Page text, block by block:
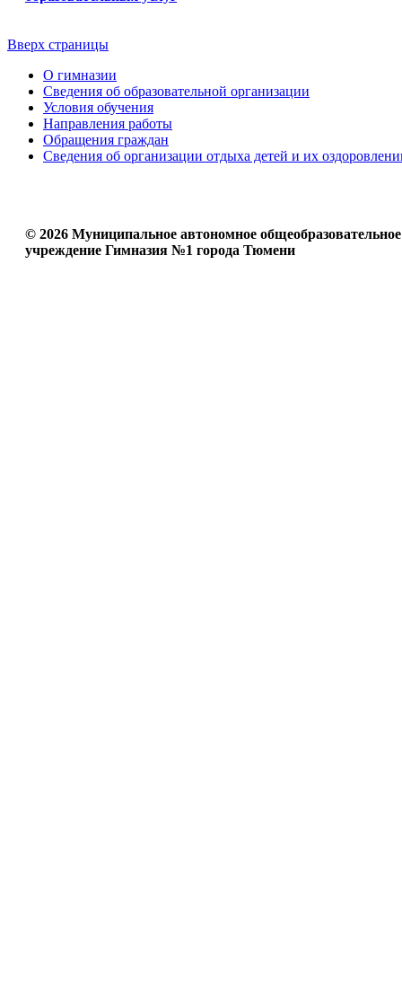
Вверх страницы
О гимназии
Сведения об образовательной организации
Условия обучения
Направления работы
Обращения граждан
Сведения об организации отдыха детей и их
© 2026 Муниципальное автономное общеобразовательное
учреждение Гимназия №1 города Тюмени